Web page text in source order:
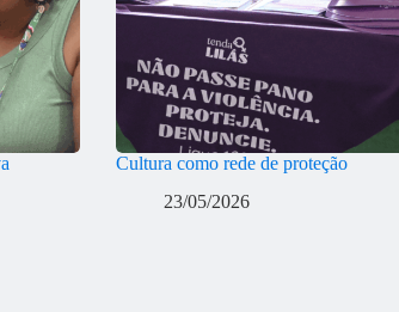
Cultura como rede de proteção
23/05/2026